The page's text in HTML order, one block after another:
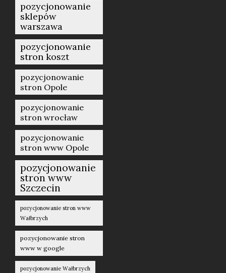
pozycjonowanie
sklepów
warszawa
pozycjonowanie
stron koszt
pozycjonowanie
stron Opole
pozycjonowanie
stron wrocław
pozycjonowanie
stron www Opole
pozycjonowanie
stron www
Szczecin
pozycjonowanie stron www
Wałbrzych
pozycjonowanie stron
www w google
pozycjonowanie Wałbrzych